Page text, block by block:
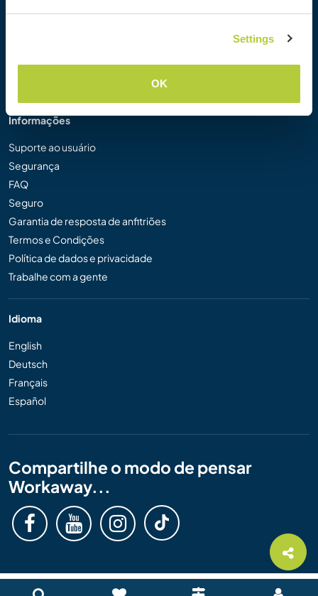
Settings
OK
Informações
Suporte ao usuário
Segurança
FAQ
Seguro
Garantia de resposta de anfitriões
Termos e Condições
Política de dados e privacidade
Trabalhe com a gente
Idioma
English
Deutsch
Français
Español
Compartilhe o modo de pensar
Workaway...